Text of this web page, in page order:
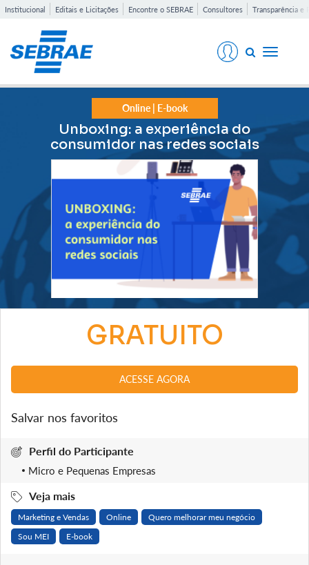
Institucional Editais e Licitações Encontre o SEBRAE Consultores Transparência e
Toggle
Online | E-book
Unboxing: a experiência do
consumidor nas redes sociais
GRATUITO
ACESSE AGORA
Salvar nos favoritos
Perfil do Participante
Micro e Pequenas Empresas
Veja mais
Marketing e Vendas Online
Quero melhorar meu negócio
Sou MEI
E-book